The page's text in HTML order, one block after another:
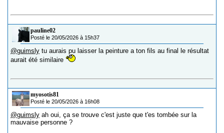
pauline02
Posté le 20/05/2026 à 15h37
@guimsly tu aurais pu laisser la peinture a ton fils au final le résultat
aurait été similaire
myosotis81
Posté le 20/05/2026 à 16h08
@guimsly ah oui, ça se trouve c'est juste que t'es tombée sur la
mauvaise personne ?